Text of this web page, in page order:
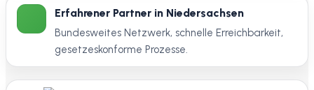
Erfahrener Partner in Niedersachsen
Bundesweites Netzwerk, schnelle Erreichbarkeit,
gesetzeskonforme Prozesse.